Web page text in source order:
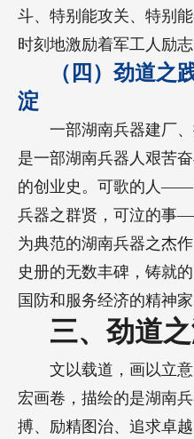
斗、特别能攻关、特别
时刻地激励着军工人励
（四）劲道
淀
一部湖南兵器建厂
是一部湖南兵器人艰苦
的创业史。可歌的人——
兵器之群贤，可泣的事
为典范的湖南兵器之杰
史册的无数丰碑，铸就
国防和服务经济的精神家
三、劲道
文以载道，画以立
宏画卷，描绘的是湖南
搏、励精图治、追求卓